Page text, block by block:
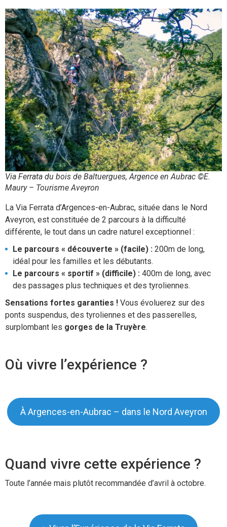
Via Ferrata du bois de Baltuergues, Argence en Aubrac ©E.
Maury – Tourisme Aveyron
La Via Ferrata d’Argences-en-Aubrac, située dans le Nord
Aveyron, est constituée de 2 parcours à la difficulté
différente, le tout dans un cadre naturel exceptionnel :
Le parcours « découverte » (facile) : 200m de long,
idéal pour les familles et les débutants.
Le parcours « sportif » (difficile) : 400m de long, avec
des passages plus techniques et des tyroliennes.
Sensations fortes garanties ! Vous évoluerez sur des
ponts suspendus, des tyroliennes et des passerelles,
surplombant les gorges de la Truyère.
Où vivre l’expérience ?
À Argences-en-Aubrac – dans le Nord Aveyron
Quand vivre cette expérience ?
Toute l’année mais plutôt recommandée d’avril à octobre.